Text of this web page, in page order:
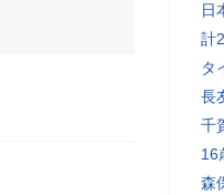
日
計
タ
長
千
16
森